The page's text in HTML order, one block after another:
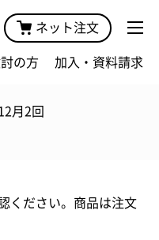
ネット注文
の方 加入・資料請求
月2回
ください。商品は注文